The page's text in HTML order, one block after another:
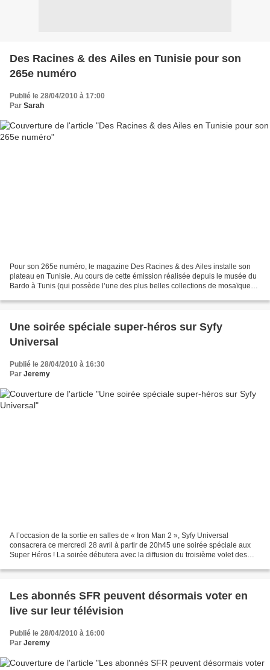
Des Racines & des Ailes en Tunisie pour son
265e numéro
Publié le 28/04/2010 à 17:00
Par Sarah
Pour son 265e numéro, le magazine Des Racines & des Ailes installe son
plateau en Tunisie. Au cours de cette émission réalisée depuis le musée du
Bardo à Tunis (qui possède l’une des plus belles collections de mosaïques
Une soirée spéciale super-héros sur Syfy
Universal
Publié le 28/04/2010 à 16:30
Par Jeremy
A l’occasion de la sortie en salles de « Iron Man 2 », Syfy Universal
consacrera ce mercredi 28 avril à partir de 20h45 une soirée spéciale aux
Super Héros ! La soirée débutera avec la diffusion du troisième volet des
Les abonnés SFR peuvent désormais voter en
live sur leur télévision
Publié le 28/04/2010 à 16:00
Par Jeremy